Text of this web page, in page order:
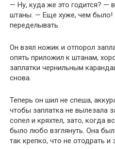
— Ну, куда же это годится? —
штаны. — Еще хуже, чем было!
переделывать.
Он взял ножик и отпорол
опять приложил к штанам,
заплатки чернильным
снова.
Теперь он шил не спеша,
чтобы заплатка не вылезала
сопел и кряхтел, зато, когда
было любо взглянуть. Она
так крепко, что не отодрать и